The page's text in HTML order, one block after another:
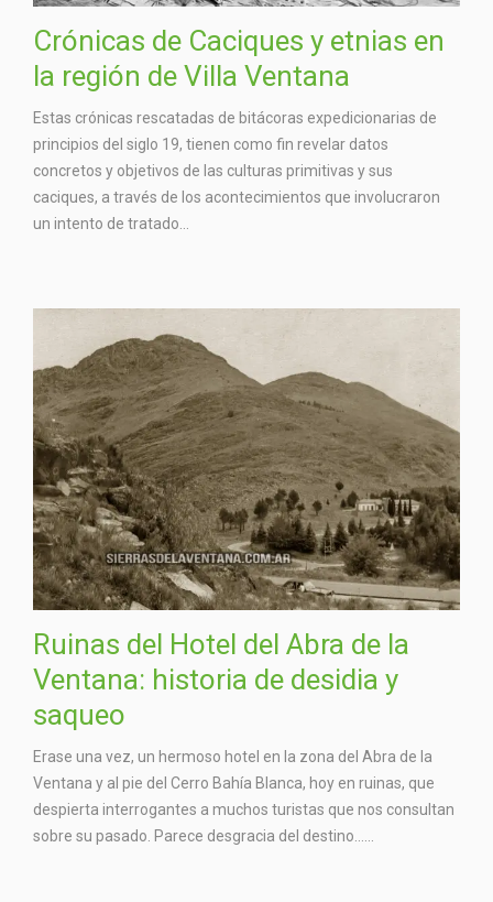
Crónicas de Caciques y etnias en
la región de Villa Ventana
Estas crónicas rescatadas de bitácoras expedicionarias de
principios del siglo 19, tienen como fin revelar datos
concretos y objetivos de las culturas primitivas y sus
caciques, a través de los acontecimientos que involucraron
un intento de tratado...
Ruinas del Hotel del Abra de la
Ventana: historia de desidia y
saqueo
Erase una vez, un hermoso hotel en la zona del Abra de la
Ventana y al pie del Cerro Bahía Blanca, hoy en ruinas, que
despierta interrogantes a muchos turistas que nos consultan
sobre su pasado. Parece desgracia del destino…...